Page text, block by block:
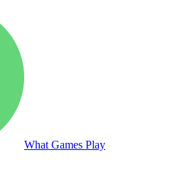
What Games Play